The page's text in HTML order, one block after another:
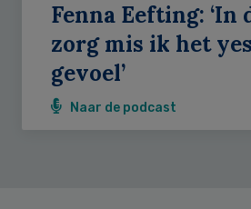
Fenna Eefting: ‘In
zorg mis ik het
gevoel’
Naar de podcast